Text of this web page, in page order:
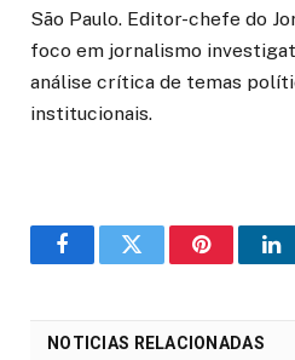
São Paulo. Editor-chefe do
foco em jornalismo
análise crítica de temas
institucionais.
o
Twitter Pinterest
NOTICIAS RELACIONADAS